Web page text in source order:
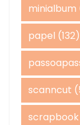
minialbum
papel (132)
scanncut
scrapbook